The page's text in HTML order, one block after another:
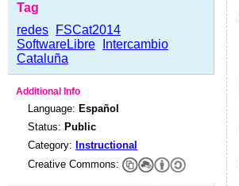
Tag
redes
FSCat2014
SoftwareLibre
Intercambio
Cataluña
Additional Info
Language: Español
Status: Public
Category: Instructional
Creative Commons: